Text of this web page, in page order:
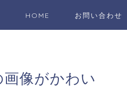
HOME お問い合わせ
像がかわい